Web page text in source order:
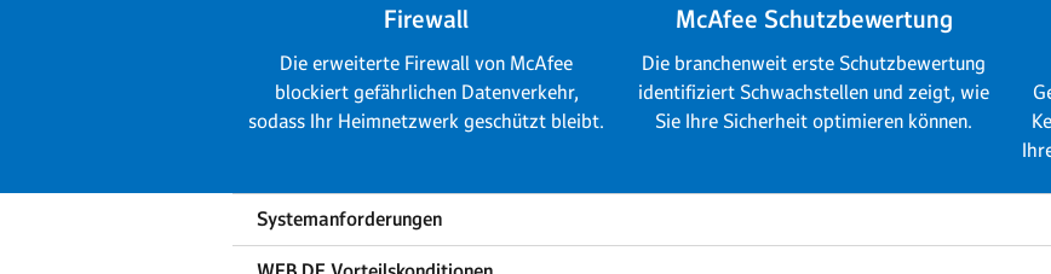
Firewall
Die erweiterte Firewall von McAfee
blockiert gefährlichen Datenverkehr,
sodass Ihr Heimnetzwerk geschützt bleibt.
McAfee Schutzbewertung
Die branchenweit erste Schutzbewertung
identifiziert Schwachstellen und zeigt, wie
Sie Ihre Sicherheit optimieren können.
Systemanforderungen